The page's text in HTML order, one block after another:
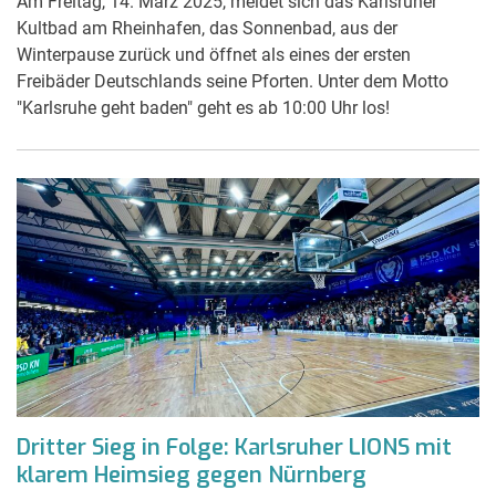
Kultbad am Rheinhafen, das Sonnenbad, aus der
Winterpause zurück und öffnet als eines der ersten
Freibäder Deutschlands seine Pforten. Unter dem Motto
"Karlsruhe geht baden" geht es ab 10:00 Uhr los!
Dritter Sieg in Folge: Karlsruher LIONS mit
klarem Heimsieg gegen Nürnberg